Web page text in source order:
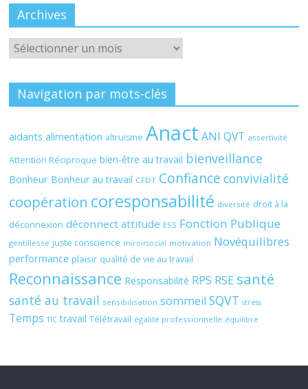
Archives
Archives
Navigation par mots-clés
aidants alimentation altruisme Anact ANI QVT assertivité
Attention Réciproque bien-être au travail bienveillance
Bonheur Bonheur au travail CFDT Confiance convivialité
coopération coresponsabilité diversité droit à la
déconnexion déconnect attitude ESS Fonction Publique
gentillesse juste conscience miroirsocial motivation Novéquilibres
performance plaisir qualité de vie au travail
Reconnaissance Responsabilité RPS RSE santé
santé au travail sensibilisation sommeil SQVT stress
Temps TIC travail Télétravail égalité professionnelle équilibre